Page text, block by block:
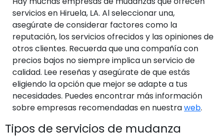
servicios en Hiruela, LA. Al seleccionar una,
asegúrate de considerar factores como la
reputación, los servicios ofrecidos y las opiniones de
otros clientes. Recuerda que una compañía con
precios bajos no siempre implica un servicio de
calidad. Lee reseñas y asegúrate de que estás
eligiendo la opción que mejor se adapte a tus
necesidades. Puedes encontrar más información
sobre empresas recomendadas en nuestraweb.
Tipos de servicios de mudanza